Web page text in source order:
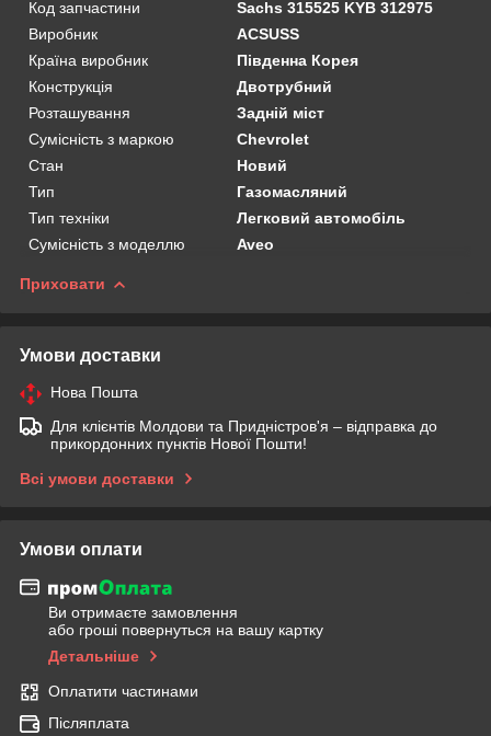
Код запчастини
Sachs 315525 KYB 312975
Виробник
ACSUSS
Країна виробник
Південна Корея
Конструкція
Двотрубний
Розташування
Задній міст
Сумісність з маркою
Chevrolet
Стан
Новий
Тип
Газомасляний
Тип техніки
Легковий автомобіль
Сумісність з моделлю
Aveo
Приховати
Умови доставки
Нова Пошта
Для клієнтів Молдови та Придністров'я – відправка до
прикордонних пунктів Нової Пошти!
Всі умови доставки
Умови оплати
Ви отримаєте замовлення
або гроші повернуться на вашу картку
Детальніше
Оплатити частинами
Післяплата